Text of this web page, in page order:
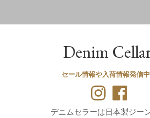
Denim
セール情報や入荷情報発信中
デニムセラーは日本製ジー